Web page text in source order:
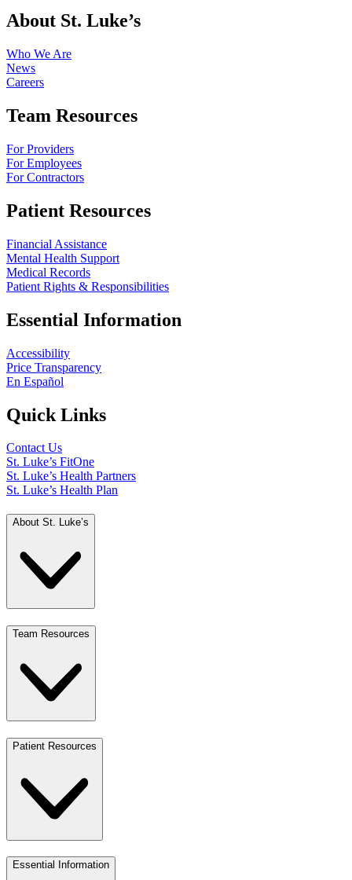
About St. Luke’s
Who We Are
News
Careers
Team Resources
For Providers
For Employees
For Contractors
Patient Resources
Financial Assistance
Mental Health Support
Medical Records
Patient Rights & Responsibilities
Essential Information
Accessibility
Price Transparency
En Español
Quick Links
Contact Us
St. Luke’s FitOne
St. Luke’s Health Partners
St. Luke’s Health Plan
About St. Luke’s
Team Resources
Patient Resources
Essential Information